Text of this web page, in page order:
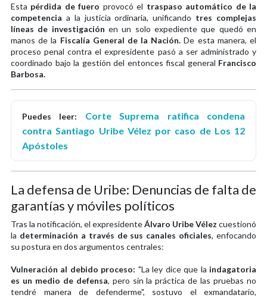
Esta pérdida de fuero provocó el traspaso automático de la
competencia a la justicia ordinaria, unificando tres complejas
líneas de investigación en un solo expediente que quedó en
manos de la Fiscalía General de la Nación. De esta manera, el
proceso penal contra el expresidente pasó a ser administrado y
coordinado bajo la gestión del entonces fiscal general Francisco
Barbosa.
Puedes leer: Corte Suprema ratifica condena
contra Santiago Uribe Vélez por caso de Los 12
Apóstoles
La defensa de Uribe: Denuncias de falta de
garantías y móviles políticos
Tras la notificación, el expresidenteÁlvaro Uribe Vélez cuestionó
la determinación a través de sus canales oficiales, enfocando
su postura en dos argumentos centrales:
Vulneración al debido proceso: "La ley dice que la indagatoria
es un medio de defensa, pero sin la práctica de las pruebas no
tendré manera de defenderme", sostuvo el exmandatario,